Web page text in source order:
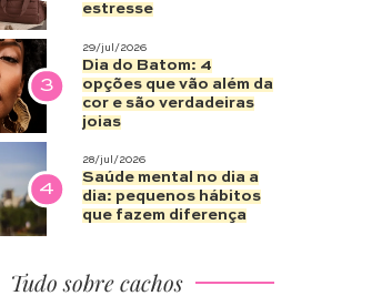
estresse
3
29/jul/2026
Dia do Batom: 4
opções que vão além da
cor e são verdadeiras
joias
4
28/jul/2026
Saúde mental no dia a
dia: pequenos hábitos
que fazem diferença
Tudo sobre cachos